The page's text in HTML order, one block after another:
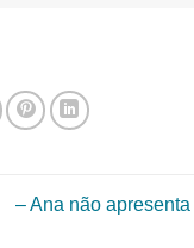
– Ana não